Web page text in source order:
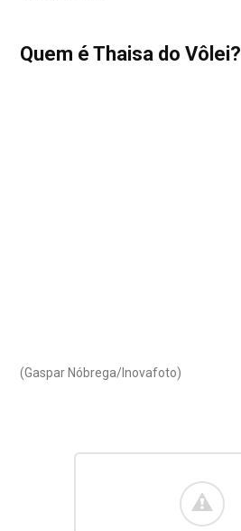
Quem é Thaisa do Vôlei?
(Gaspar Nóbrega/Inovafoto)